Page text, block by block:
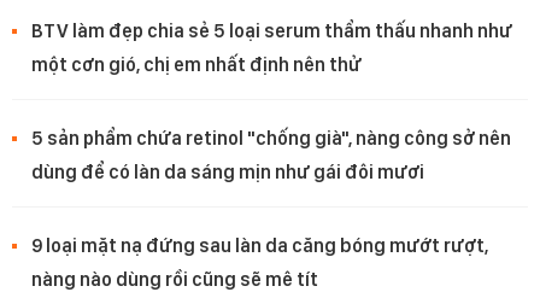
BTV làm đẹp chia sẻ 5 loại serum thẩm thấu nhanh như
một cơn gió, chị em nhất định nên thử
5 sản phẩm chứa retinol "chống già", nàng công sở nên
dùng để có làn da sáng mịn như gái đôi mươi
9 loại mặt nạ đứng sau làn da căng bóng mướt rượt,
nàng nào dùng rồi cũng sẽ mê tít